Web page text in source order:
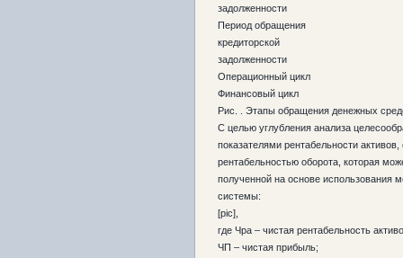
задолженности
Период обращения
кредиторской
задолженности
Операционный цикл
Финансовый цикл
Рис. . Этапы обращения денежных
С целью углубления анализа
показателями рентабельности
рентабельностью оборота, которая
полученной на основе использования
системы:
[pic],
где Чра – чистая рентабельность
ЧП – чистая прибыль;